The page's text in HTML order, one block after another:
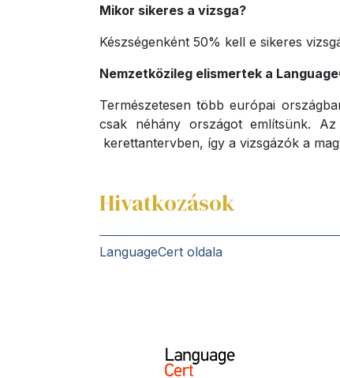
Mikor sikeres a vizsga?
Készségenként 50% kell e sikeres
Nemzetközileg elismertek a
Természetesen több európai
csak néhány országot említsünk.
kerettantervben, így a vizsgázók a
Hivatkozások
LanguageCert oldala